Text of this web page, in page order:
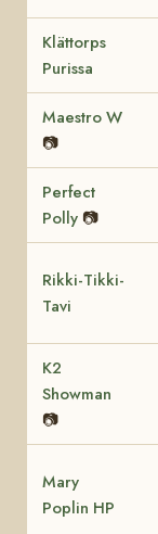
Klättorps
Purissa
Maestro W
📷
Perfect
Polly 📷
Rikki-Tikki-
Tavi
K2
Showman
📷
Mary
Poplin HP